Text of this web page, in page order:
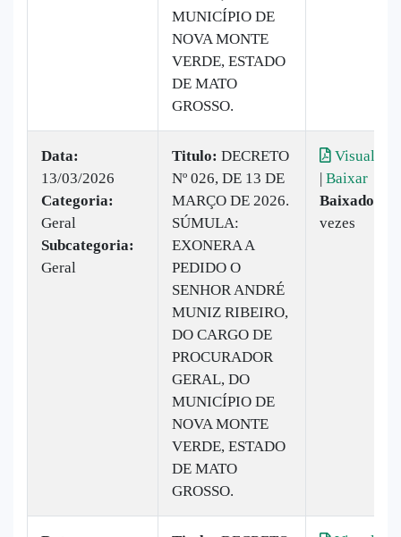
MUNICÍPIO DE
NOVA MONTE
VERDE, ESTADO
DE MATO
GROSSO.
Data:
13/03/2026
Categoria:
Geral
Subcategoria:
Geral
Titulo: DECRETO
Nº 026, DE 13 DE
MARÇO DE 2026.
SÚMULA:
EXONERA A
PEDIDO O
SENHOR ANDRÉ
MUNIZ RIBEIRO,
DO CARGO DE
PROCURADOR
GERAL, DO
MUNICÍPIO DE
NOVA MONTE
VERDE, ESTADO
DE MATO
GROSSO.
Visualizar
| Baixar
Baixado:
vezes